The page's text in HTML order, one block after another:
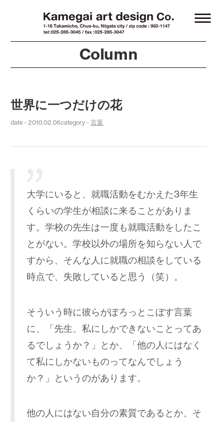
Column
世界に一つだけの花
date - 2010.02.06category -言葉
大学にいると、就職活動をむかえた3年生
くらいの学生が相談に来ることがありま
す。学校の先生は一度も就職活動をしたこ
とがない。学校以外の場所を知らない人で
すから、そんな人に就職の相談をしている
時点で、失敗していると思う（笑）。
そういう時に彼らがぽろっとこぼす言葉
に、「先生、私にしかできないことってあ
るでしょうか？」とか、「他の人にはなく
て私にしかないものってなんでしょう
か？」というのがあります。
他の人にはない自分の素質であるとか、そ